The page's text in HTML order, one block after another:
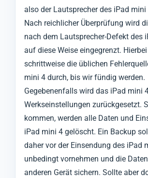
also der Lautsprecher des iPad
Nach reichlicher Überprüfung wird
nach dem Lautsprecher-Defekt des
auf diese Weise eingegrenzt.
schrittweise die üblichen
mini 4 durch, bis wir fündig werden.
Gegebenenfalls wird das iPad mini
Werkseinstellungen zurückgesetzt.
kommen, werden alle Daten und
iPad mini 4 gelöscht. Ein Backup
daher vor der Einsendung des iPad
unbedingt vornehmen und die
anderen Gerät sichern. Sollte aber